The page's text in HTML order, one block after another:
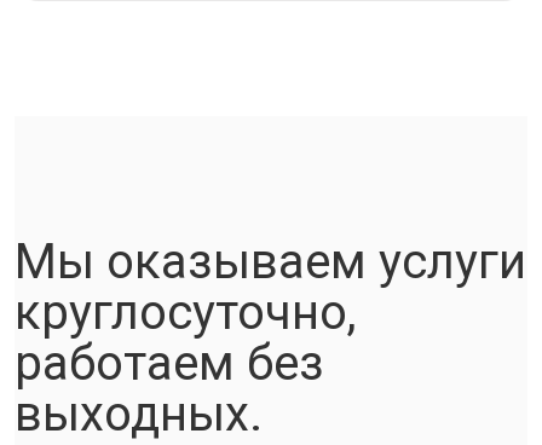
Мы оказываем услуги
круглосуточно,
работаем без
выходных.